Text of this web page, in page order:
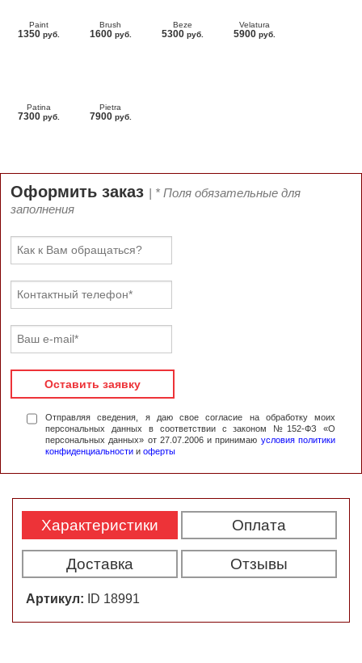
Paint
1350 руб.
Brush
1600 руб.
Beze
5300 руб.
Velatura
5900 руб.
Patina
7300 руб.
Pietra
7900 руб.
Оформить заказ | * Поля обязательные для
заполнения
Оставить заявку
Отправляя сведения, я даю свое согласие на обработку моих
персональных данных в соответствии с законом №152-ФЗ «О
персональных данных» от 27.07.2006 и принимаю условия политики
конфиденциальности и оферты
Характеристики Оплата
Доставка Отзывы
Артикул: ID 18991